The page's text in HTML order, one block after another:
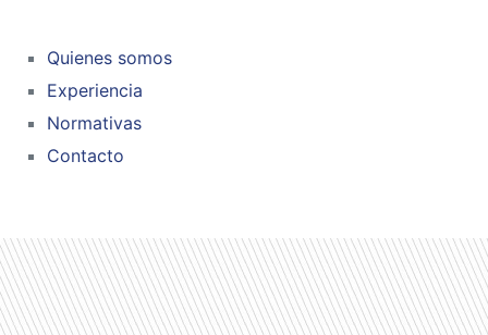
Quienes somos
Experiencia
Normativas
Contacto